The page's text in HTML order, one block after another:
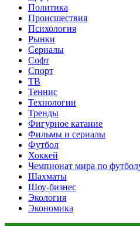
Политика
Происшествия
Психология
Рынки
Сериалы
Софт
Спорт
ТВ
Теннис
Технологии
Тренды
Фигурное катание
Фильмы и сериалы
Футбол
Хоккей
Чемпионат мира по
Шахматы
Шоу-бизнес
Экология
Экономика